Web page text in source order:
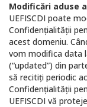
Modificări aduse
UEFISCDI poate
Confidenţialităţii
acest domeniu.
vom modifica data
(“updated”) din
să recitiţi periodic
Confidenţialităţii
UEFISCDI vă